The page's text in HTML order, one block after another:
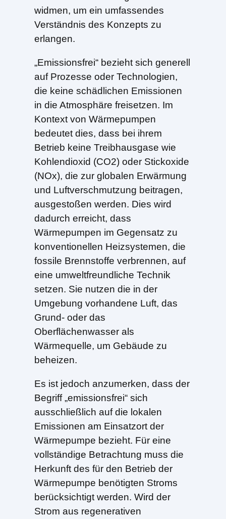
widmen, um ein umfassendes
Verständnis des Konzepts zu
erlangen.
„Emissionsfrei“ bezieht sich generell
auf Prozesse oder Technologien,
die keine schädlichen Emissionen
in die Atmosphäre freisetzen. Im
Kontext von Wärmepumpen
bedeutet dies, dass bei ihrem
Betrieb keine Treibhausgase wie
Kohlendioxid (CO2) oder Stickoxide
(NOx), die zur globalen Erwärmung
und Luftverschmutzung beitragen,
ausgestoßen werden. Dies wird
dadurch erreicht, dass
Wärmepumpen im Gegensatz zu
konventionellen Heizsystemen, die
fossile Brennstoffe verbrennen, auf
eine umweltfreundliche Technik
setzen. Sie nutzen die in der
Umgebung vorhandene Luft, das
Grund- oder das
Oberflächenwasser als
Wärmequelle, um Gebäude zu
beheizen.
Es ist jedoch anzumerken, dass der
Begriff „emissionsfrei“ sich
ausschließlich auf die lokalen
Emissionen am Einsatzort der
Wärmepumpe bezieht. Für eine
vollständige Betrachtung muss die
Herkunft des für den Betrieb der
Wärmepumpe benötigten Stroms
berücksichtigt werden. Wird der
Strom aus regenerativen